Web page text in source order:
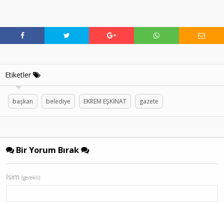
Etiketler
başkan belediye EKREM EŞKİNAT gazete
Bir Yorum Bırak
İsim (gerekli)